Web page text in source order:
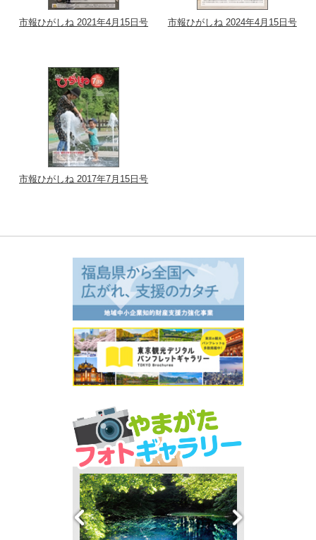
市報ひがしね 2021年4月15日号 市報ひがしね 2024年4月15日号
市報ひがしね 2017年7月15日号